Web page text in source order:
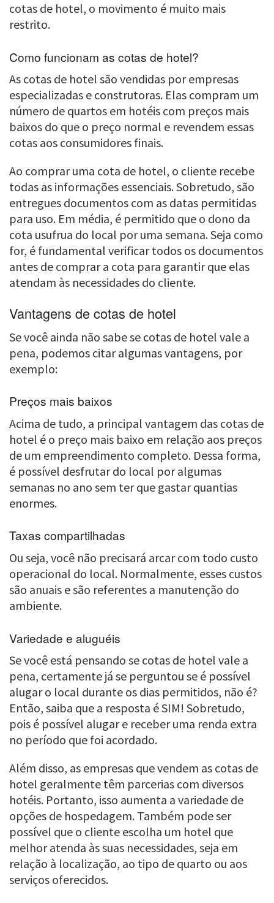
cotas de hotel, o movimento é muito mais
restrito.
Como funcionam as cotas de hotel?
As cotas de hotel são vendidas por empresas
especializadas e construtoras. Elas compram um
número de quartos em hotéis com preços mais
baixos do que o preço normal e revendem essas
cotas aos consumidores finais.
Ao comprar uma cota de hotel, o cliente recebe
todas as informações essenciais. Sobretudo, são
entregues documentos com as datas permitidas
para uso. Em média, é permitido que o dono da
cota usufrua do local por uma semana. Seja como
for, é fundamental verificar todos os documentos
antes de comprar a cota para garantir que elas
atendam às necessidades do cliente.
Vantagens de cotas de hotel
Se você ainda não sabe se cotas de hotel vale a
pena, podemos citar algumas vantagens, por
exemplo:
Preços mais baixos
Acima de tudo, a principal vantagem das cotas de
hotel é o preço mais baixo em relação aos preços
de um empreendimento completo. Dessa forma,
é possível desfrutar do local por algumas
semanas no ano sem ter que gastar quantias
enormes.
Taxas compartilhadas
Ou seja, você não precisará arcar com todo custo
operacional do local. Normalmente, esses custos
são anuais e são referentes a manutenção do
ambiente.
Variedade e aluguéis
Se você está pensando se cotas de hotel vale a
pena, certamente já se perguntou se é possível
alugar o local durante os dias permitidos, não é?
Então, saiba que a resposta é SIM! Sobretudo,
pois é possível alugar e receber uma renda extra
no período que foi acordado.
Além disso, as empresas que vendem as cotas de
hotel geralmente têm parcerias com diversos
hotéis. Portanto, isso aumenta a variedade de
opções de hospedagem. Também pode ser
possível que o cliente escolha um hotel que
melhor atenda às suas necessidades, seja em
relação à localização, ao tipo de quarto ou aos
serviços oferecidos.